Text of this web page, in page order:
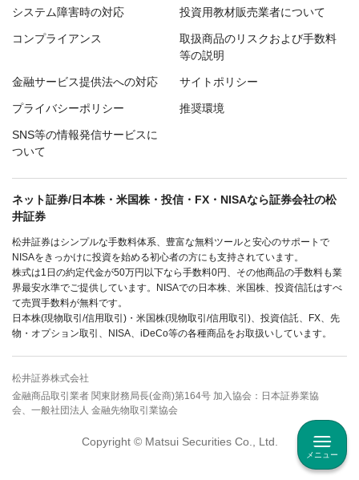
メニュー
システム障害時の対応 投資用教材販売業者について
コンプライアンス
取扱商品のリスクおよび手数料
等の説明
金融サービス提供法への対応 サイトポリシー
プライバシーポリシー 推奨環境
SNS等の情報発信サービスに
ついて
ネット証券/日本株・米国株・投信・FX・NISAなら証券会社の松
井証券
松井証券はシンプルな手数料体系、豊富な無料ツールと安心のサポートで
NISAをきっかけに投資を始める初心者の方にも支持されています。
株式は1日の約定代金が50万円以下なら手数料0円、その他商品の手数料も業
界最安水準でご提供しています。NISAでの日本株、米国株、投資信託はすべ
て売買手数料が無料です。
日本株(現物取引/信用取引)・米国株(現物取引/信用取引)、投資信託、FX、先
物・オプション取引、NISA、iDeCo等の各種商品をお取扱いしています。
松井証券株式会社
金融商品取引業者 関東財務局長(金商)第164号 加入協会：日本証券業協
会、一般社団法人 金融先物取引業協会
Copyright © Matsui Securities Co., Ltd.